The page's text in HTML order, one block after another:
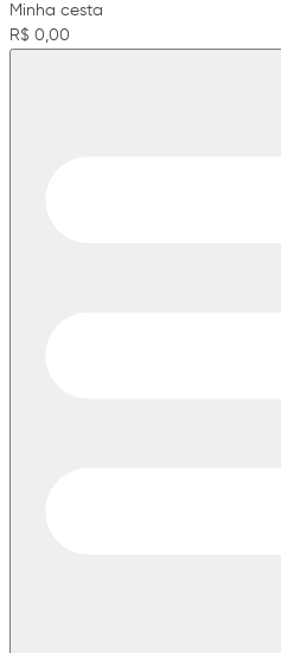
Minha cesta
R$ 0,00